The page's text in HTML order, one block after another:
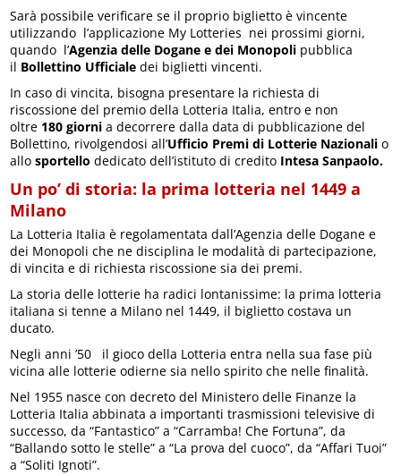
Sarà possibile verificare se il proprio biglietto è vincente
utilizzando l’applicazione My Lotteries nei prossimi giorni,
quando l’Agenzia delle Dogane e dei Monopoli pubblica
il Bollettino Ufficiale dei biglietti vincenti.
In caso di vincita, bisogna presentare la richiesta di
riscossione del premio della Lotteria Italia, entro e non
oltre 180 giornia decorrere dalla data di pubblicazione del
Bollettino, rivolgendosi all’Ufficio Premi di Lotterie Nazionalio
allosportello dedicato dell’istituto di credito Intesa Sanpaolo.
Un po’ di storia: la prima lotteria nel 1449 a
Milano
La Lotteria Italia è regolamentata dall’Agenzia delle Dogane e
dei Monopoli che ne disciplina le modalità di partecipazione,
di vincita e di richiesta riscossione sia dei premi.
La storia delle lotterie ha radici lontanissime: la prima lotteria
italiana si tenne a Milano nel 1449, il biglietto costava un
ducato.
Negli anni ’50 il gioco della Lotteria entra nella sua fase più
vicina alle lotterie odierne sia nello spirito che nelle finalità.
Nel 1955 nasce con decreto del Ministero delle Finanze la
Lotteria Italia abbinata a importanti trasmissioni televisive di
successo, da “Fantastico” a “Carramba! Che Fortuna”, da
“Ballando sotto le stelle” a “La prova del cuoco”, da “Affari Tuoi”
a “Soliti Ignoti”.